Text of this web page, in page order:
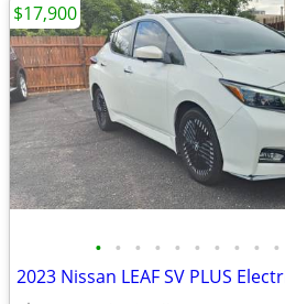
• • • • • • • • • •
2023 Nissan LEAF SV PLUS
$17,900